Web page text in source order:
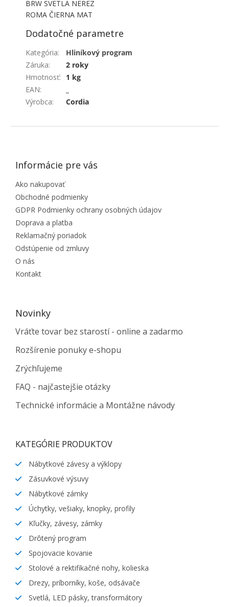
BRW SVETLÁ NEREZ
ROMA ČIERNA MAT
Dodatočné parametre
Kategória:
Hliníkový program
Záruka:
2 roky
Hmotnosť:
1 kg
EAN:
Výrobca: Cordia
ZÁPÄTIE
Informácie pre vás
Ako nakupovať
Obchodné podmienky
GDPR Podmienky ochrany osobných údajov
Doprava a platba
Reklamačný poriadok
Odstúpenie od zmluvy
O nás
Kontakt
Novinky
Vráťte tovar bez starostí - online a zadarmo
Rozšírenie ponuky e-shopu
Zrýchľujeme
FAQ - najčastejšie otázky
Technické informácie a Montážne návody
KATEGÓRIE PRODUKTOV
Nábytkové závesy a výklopy
Zásuvkové výsuvy
Nábytkové zámky
Úchytky, vešiaky, knopky, profily
Kľučky, závesy, zámky
Drôtený program
Spojovacie kovanie
Stolové a rektifikačné nohy, kolieska
Drezy, príborníky, koše, odsávače
Svetlá, LED pásky, transformátory